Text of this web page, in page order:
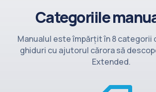
Înapoi la site
ContactCategoriile
Manualul este împărțit în 8 categorii
ghiduri cu ajutorul cărora să
Extended.